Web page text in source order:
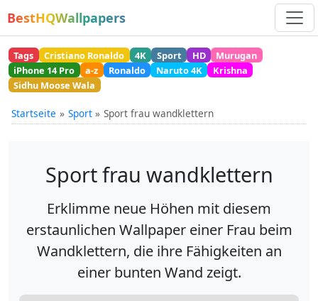
BestHQWallpapers
Tags Cristiano Ronaldo 4K Sport HD
Murugan
iPhone 14 Pro
a-z Ronaldo Naruto 4K
Krishna
Sidhu Moose Wala
Startseite Sport Sport frau wandklettern
Sport frau wandklettern
Erklimme neue Höhen mit diesem
erstaunlichen Wallpaper einer Frau beim
Wandklettern, die ihre Fähigkeiten an
einer bunten Wand zeigt.